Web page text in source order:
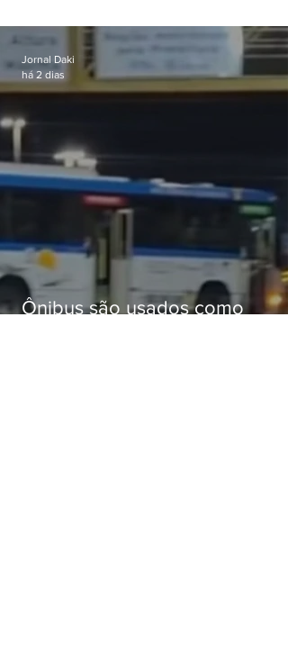
passagens
Ônibus são usados como
Jornal Daki
há 2 dias